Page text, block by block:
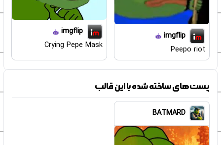
imgflip
Peepo riot
imgflip
Crying Pepe Mask
پست‌های ساخته شده با این قالب
BATMARD